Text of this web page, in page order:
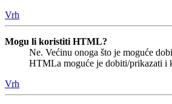
Vrh
Mogu li koristiti HTML?
Ne. Većinu onoga što je moguće
HTMLa moguće je dobiti/prikazati i
Vrh